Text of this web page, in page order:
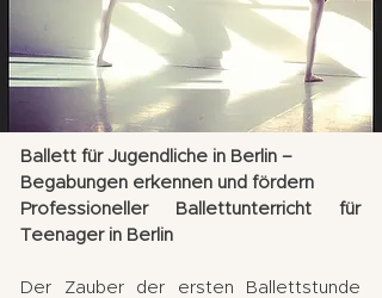
Ballett für Jugendliche in Berlin –
Begabungen erkennen und fördern
Professioneller Ballettunterricht für
Teenager in Berlin
Der Zauber der ersten Ballettstunde